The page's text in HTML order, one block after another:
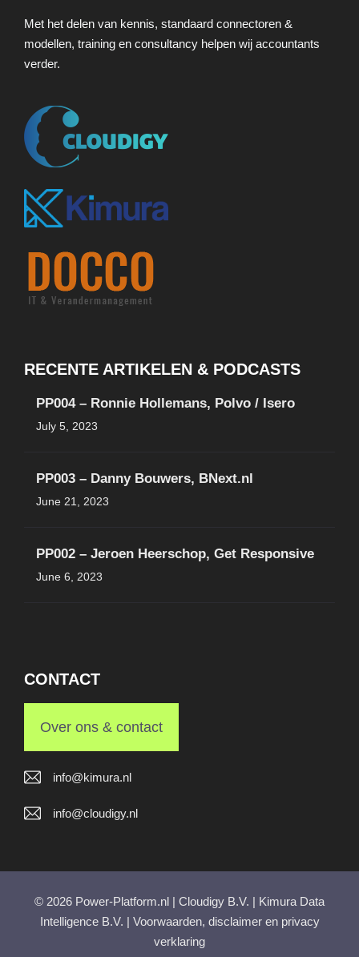
Met het delen van kennis, standaard connectoren &
modellen, training en consultancy helpen wij accountants
verder.
RECENTE ARTIKELEN & PODCASTS
PP004 – Ronnie Hollemans, Polvo / Isero
July 5, 2023
PP003 – Danny Bouwers, BNext.nl
June 21, 2023
PP002 – Jeroen Heerschop, Get Responsive
June 6, 2023
CONTACT
Over ons & contact
info@kimura.nl
info@cloudigy.nl
© 2026 Power-Platform.nl | Cloudigy B.V. | Kimura Data
Intelligence B.V. | Voorwaarden, disclaimer en privacy
verklaring